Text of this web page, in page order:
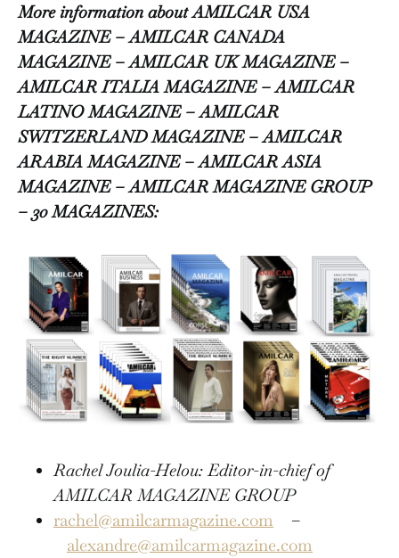
More information about AMILCAR USA
MAGAZINE – AMILCAR CANADA
MAGAZINE – AMILCAR UK MAGAZINE –
AMILCAR ITALIA MAGAZINE – AMILCAR
LATINO MAGAZINE – AMILCAR
SWITZERLAND MAGAZINE – AMILCAR
ARABIA MAGAZINE – AMILCAR ASIA
MAGAZINE – AMILCAR MAGAZINE GROUP
– 30 MAGAZINES:
Rachel Joulia-Helou: Editor-in-chief of
AMILCAR MAGAZINE GROUP
rachel@amilcarmagazine.com –
alexandre@amilcarmagazine.com